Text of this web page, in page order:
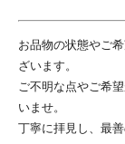
お品物の状態やご
ざいます。
ご不明な点やご希
いませ。
丁寧に拝見し、最